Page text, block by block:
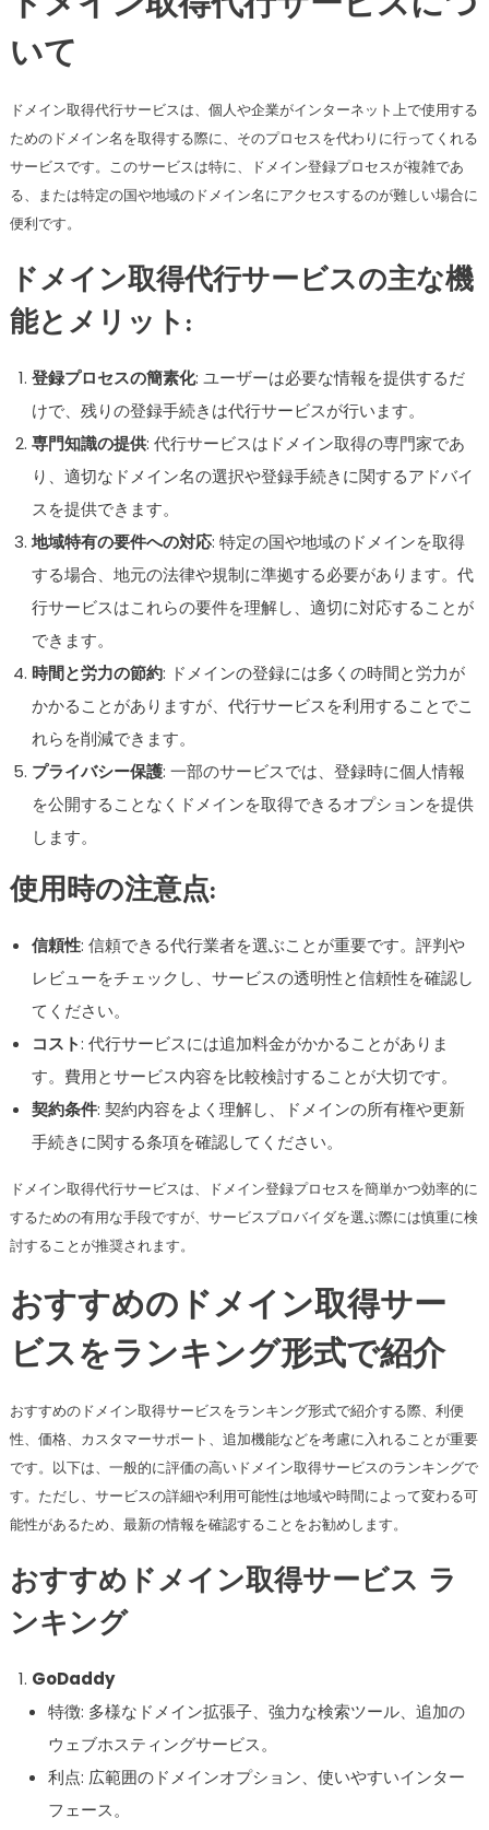
いて
ドメイン取得代行サービスは、個人や企業がインターネット上で使用する
ためのドメイン名を取得する際に、そのプロセスを代わりに行ってくれる
サービスです。このサービスは特に、ドメイン登録プロセスが複雑であ
る、または特定の国や地域のドメイン名にアクセスするのが難しい場合に
便利です。
ドメイン取得代行サービスの主な機
能とメリット:
登録プロセスの簡素化: ユーザーは必要な情報を提供するだ
けで、残りの登録手続きは代行サービスが行います。
専門知識の提供: 代行サービスはドメイン取得の専門家であ
り、適切なドメイン名の選択や登録手続きに関するアドバイ
スを提供できます。
地域特有の要件への対応: 特定の国や地域のドメインを取得
する場合、地元の法律や規制に準拠する必要があります。代
行サービスはこれらの要件を理解し、適切に対応することが
できます。
時間と労力の節約: ドメインの登録には多くの時間と労力が
かかることがありますが、代行サービスを利用することでこ
れらを削減できます。
プライバシー保護: 一部のサービスでは、登録時に個人情報
を公開することなくドメインを取得できるオプションを提供
します。
使用時の注意点:
信頼性: 信頼できる代行業者を選ぶことが重要です。評判や
レビューをチェックし、サービスの透明性と信頼性を確認し
てください。
コスト: 代行サービスには追加料金がかかることがありま
す。費用とサービス内容を比較検討することが大切です。
契約条件: 契約内容をよく理解し、ドメインの所有権や更新
手続きに関する条項を確認してください。
ドメイン取得代行サービスは、ドメイン登録プロセスを簡単かつ効率的に
するための有用な手段ですが、サービスプロバイダを選ぶ際には慎重に検
討することが推奨されます。
おすすめのドメイン取得サー
ビスをランキング形式で紹介
おすすめのドメイン取得サービスをランキング形式で紹介する際、利便
性、価格、カスタマーサポート、追加機能などを考慮に入れることが重要
です。以下は、一般的に評価の高いドメイン取得サービスのランキングで
す。ただし、サービスの詳細や利用可能性は地域や時間によって変わる可
能性があるため、最新の情報を確認することをお勧めします。
おすすめドメイン取得サービス ラ
ンキング
GoDaddy
特徴: 多様なドメイン拡張子、強力な検索ツール、追加の
ウェブホスティングサービス。
利点: 広範囲のドメインオプション、使いやすいインター
フェース。